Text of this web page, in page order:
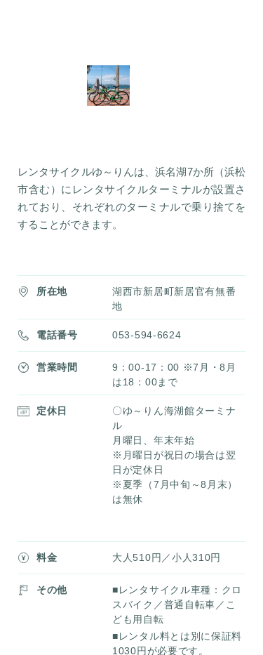
レンタサイクルゆ～りんは、浜名湖7か所（浜松
市含む）にレンタサイクルターミナルが設置さ
れており、それぞれのターミナルで乗り捨てを
することができます。
所在地
湖西市新居町新居官有無番
地
電話番号 053-594-6624
営業時間
9：00-17：00 ※7月・8月
は18：00まで
定休日
〇ゆ～りん海湖館ターミナ
ル
月曜日、年末年始
※月曜日が祝日の場合は翌
日が定休日
※夏季（7月中旬～8月末）
は無休
料金 大人510円／小人310円
その他
■レンタサイクル車種：クロ
スバイク／普通自転車／こ
ども用自転
■レンタル料とは別に保証料
1030円が必要です。